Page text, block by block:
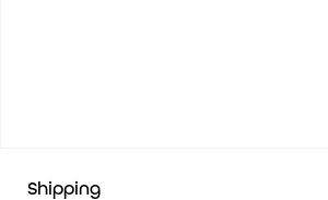
Shipping